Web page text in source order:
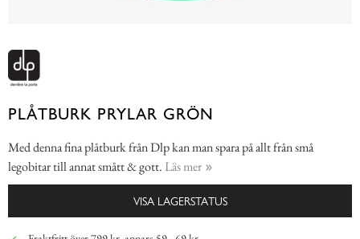
PLÅTBURK PRYLAR GRÖN
Med denna fina plåtburk från Dlp kan man spara på allt från små
legobitar till annat smått & gott. Läs mer
VISA LAGERSTATUS